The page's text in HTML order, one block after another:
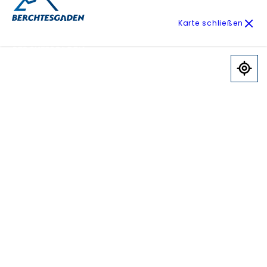
Karte schließen